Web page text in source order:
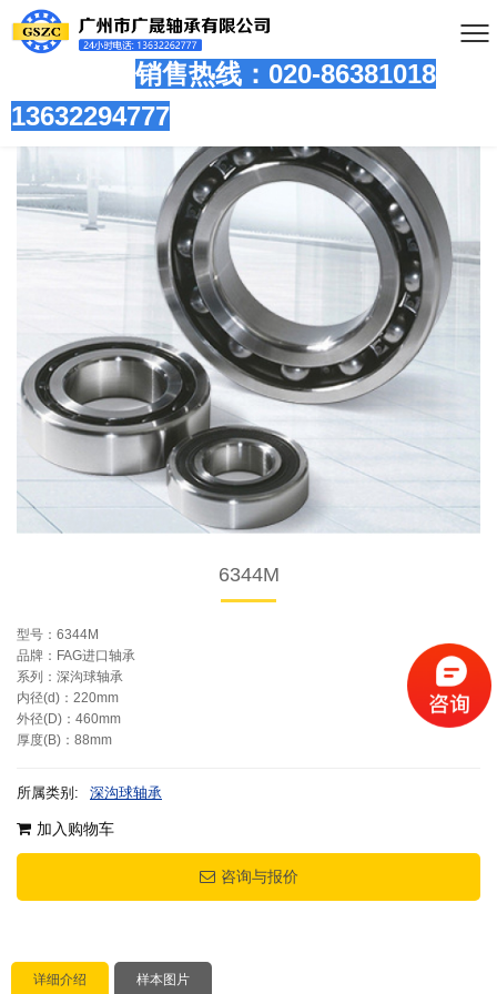
销售热线：020-86381018
13632294777
6344M
型号：6344M
品牌：FAG进口轴承
系列：深沟球轴承
内径(d)：220mm
外径(D)：460mm
厚度(B)：88mm
所属类别: 深沟球轴承
加入购物车
咨询与报价
详细介绍 样本图片